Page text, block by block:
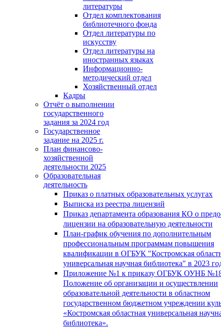
литературы
Отдел комплектования
библиотечного фонда
Отдел литературы по
искусству
Отдел литературы на
иностранных языках
Информационно-
методический отдел
Хозяйственный отдел
Кадры
Отчёт о выполнении
государственного
задания за 2024 год
Государственное
задание на 2025 г.
План финансово-
хозяйственной
деятельности 2025
Образовательная
деятельность
Приказ о платных образовательных услугах
Выписка из реестра лицензий
Приказ департамента образования КО о
лицензии на образовательную деятельности
План-график обучения по дополнительным
профессиональным программам повышения
квалификации в ОГБУК "Костромская
универсальная научная библиотека" в 2023
Приложение №1 к приказу ОГБУК ОУНБ
Положение об организации и осуществлении
образовательной деятельности в областном
государственном бюджетном учреждении
«Костромская областная универсальная
библиотека».